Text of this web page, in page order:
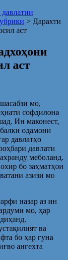
> Дарахти
аст
аст
мо,
софдилона
Ин маконест,
одамони
давлатҳо
давлати
меболанд.
бо заҳматҳои
азизи мо
назар аз ин
мо, ҳар
ва
бо ҳар гуна
ангехта